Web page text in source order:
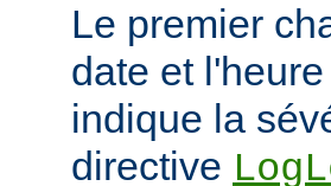
Le premier
date et
indique la
directive